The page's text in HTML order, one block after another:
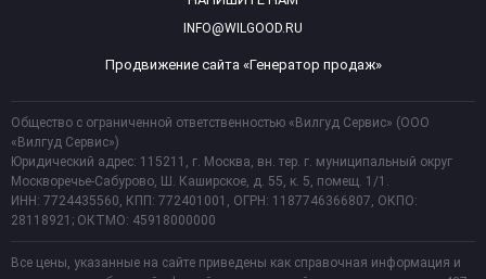
INFO@WILGOOD.RU
Продвижение сайта «Генератор продаж»
Общество с ограниченной ответственностью «Вилгуд Сервис» (ООО
«Вилгуд Сервис»)
Юридический адрес: 115211, г. Москва, вн. тер. г. муниципальный округ
Москворечье-Сабурово, Ш. Каширское, д. 55, к. 5, помещ. 1/1.
ИНН: 7724435560, КПП: 772401001, ОГРН: 1187746366807, ОКПО:
28118921; ОКТМО: 45918000000
Все цены, указанные на сайте приведены как справочная информация и